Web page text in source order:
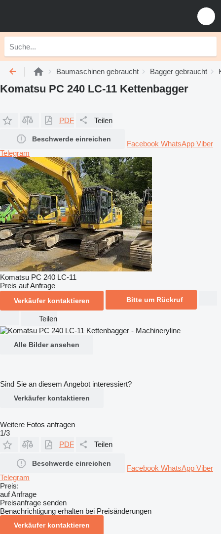
Baumaschinen gebraucht Bagger gebraucht
Komatsu PC 240 LC-11 Kettenbagger
PDF Teilen
Beschwerde einreichen
Facebook WhatsApp Viber
Telegram
Komatsu PC 240 LC-11
Preis auf Anfrage
Verkäufer kontaktieren Bitte um Rückruf
Teilen
Alle Bilder ansehen
Sind Sie an diesem Angebot interessiert?
Verkäufer kontaktieren
Weitere Fotos anfragen
1/3
PDF
Teilen
Beschwerde einreichen
Facebook WhatsApp Viber
Telegram
Preis:
auf Anfrage
Preisanfrage senden
Benachrichtigung erhalten bei Preisänderungen
Verkäufer kontaktieren